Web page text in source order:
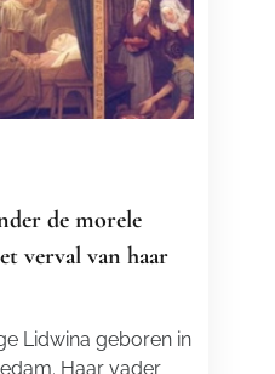
de morele
verval van haar
Lidwina geboren in
Haar vader